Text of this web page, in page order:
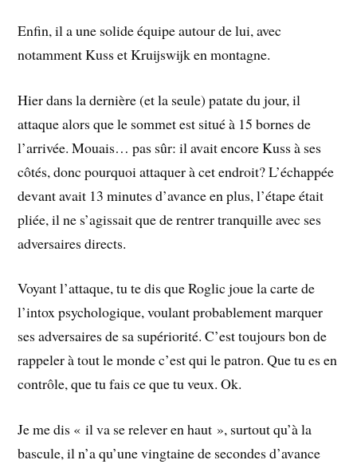
Enfin, il a une solide équipe autour de lui, avec
notamment Kuss et Kruijswijk en montagne.
Hier dans la dernière (et la seule) patate du jour, il
attaque alors que le sommet est situé à 15 bornes de
l’arrivée. Mouais… pas sûr: il avait encore Kuss à ses
côtés, donc pourquoi attaquer à cet endroit? L’échappée
devant avait 13 minutes d’avance en plus, l’étape était
pliée, il ne s’agissait que de rentrer tranquille avec ses
adversaires directs.
Voyant l’attaque, tu te dis que Roglic joue la carte de
l’intox psychologique, voulant probablement marquer
ses adversaires de sa supériorité. C’est toujours bon de
rappeler à tout le monde c’est qui le patron. Que tu es en
contrôle, que tu fais ce que tu veux. Ok.
Je me dis « il va se relever en haut », surtout qu’à la
bascule, il n’a qu’une vingtaine de secondes d’avance